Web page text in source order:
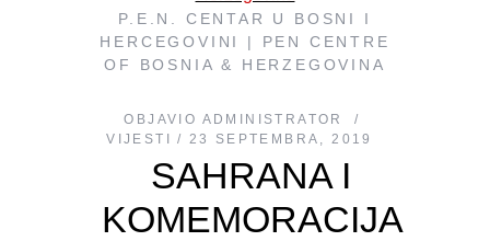
P.E.N. CENTAR U BOSNI I
HERCEGOVINI | PEN CENTRE
OF BOSNIA & HERZEGOVINA
OBJAVIO ADMINISTRATOR
VIJESTI
23 SEPTEMBRA, 2019
SAHRANA I
KOMEMORACIJA